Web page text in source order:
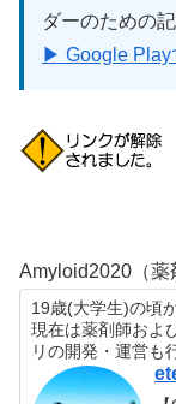
ダーのための
▶ Google Play
Amyloid2020（薬
19歳(大学生)の頃
現在は薬剤師およ
リの開発・運営も